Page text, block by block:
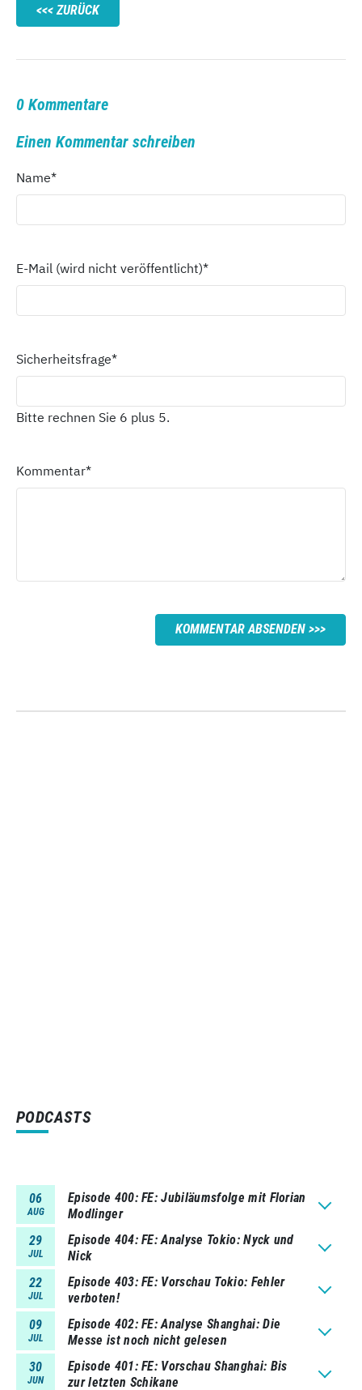
ZURÜCK
0 Kommentare
Einen Kommentar schreiben
Name*
E-Mail (wird nicht veröffentlicht)*
Sicherheitsfrage*
Bitte rechnen Sie 6 plus 5.
Kommentar*
KOMMENTAR ABSENDEN
PODCASTS
06
AUG
Episode 400 FE: Jubiläumsfolge mit Florian
Modlinger
29
JUL
Episode 404 FE: Analyse Tokio: Nyck und
Nick
22
JUL
Episode 403 FE: Vorschau Tokio: Fehler
verboten!
09
JUL
Episode 402 FE: Analyse Shanghai: Die
Messe ist noch nicht gelesen
30
JUN
Episode 401 FE: Vorschau Shanghai: Bis
zur letzten Schikane